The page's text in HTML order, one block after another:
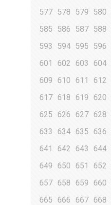
577 578 579 580
585
586 587 588
593
594 595 596
601
602 603 604
609
610 611 612
617 618 619 620
625
626 627 628
633
634 635 636
641
642 643 644
649
650 651 652
657 658 659 660
665
666 667 668